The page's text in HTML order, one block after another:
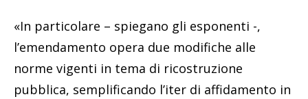
«In particolare – spiegano gli esponenti -,
l’emendamento opera due modifiche alle
norme vigenti in tema di ricostruzione
pubblica, semplificando l’iter di affidamento in